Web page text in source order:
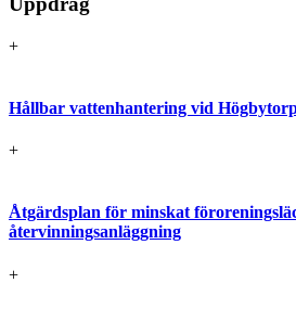
+
Hållbar vattenhantering vid
+
Åtgärdsplan för minskat
återvinningsanläggning
+